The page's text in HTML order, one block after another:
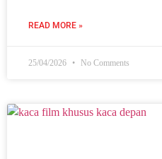
READ MORE »
25/04/2026 No Comments